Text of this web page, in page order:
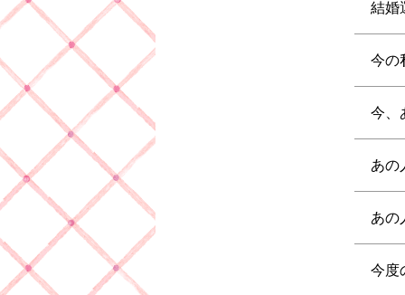
結婚
今の
今、
あの
あの
今度